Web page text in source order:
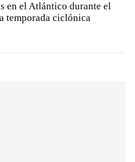
en el Atlántico durante el
temporada ciclónica